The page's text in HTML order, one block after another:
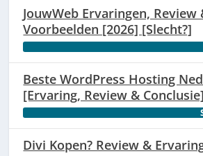
JouwWeb Ervaringen, Review
Voorbeelden [2026] [Slecht?]
Beste WordPress Hosting
[Ervaring, Review & Conclusie]
Divi Kopen? Review &